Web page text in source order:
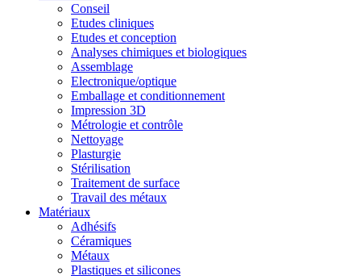
Conseil
Etudes cliniques
Etudes et conception
Analyses chimiques et biologiques
Assemblage
Electronique/optique
Emballage et conditionnement
Impression 3D
Métrologie et contrôle
Nettoyage
Plasturgie
Stérilisation
Traitement de surface
Travail des métaux
Matériaux
Adhésifs
Céramiques
Métaux
Plastiques et silicones